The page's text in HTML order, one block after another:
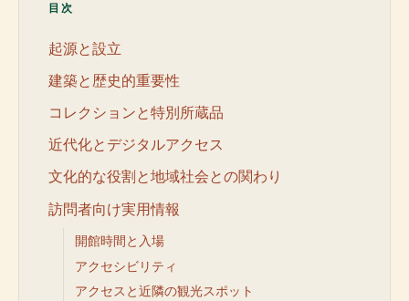
目次
起源と設立
建築と歴史的重要性
コレクションと特別所蔵品
近代化とデジタルアクセス
文化的な役割と地域社会との関わり
訪問者向け実用情報
開館時間と入場
アクセシビリティ
アクセスと近隣の観光スポット